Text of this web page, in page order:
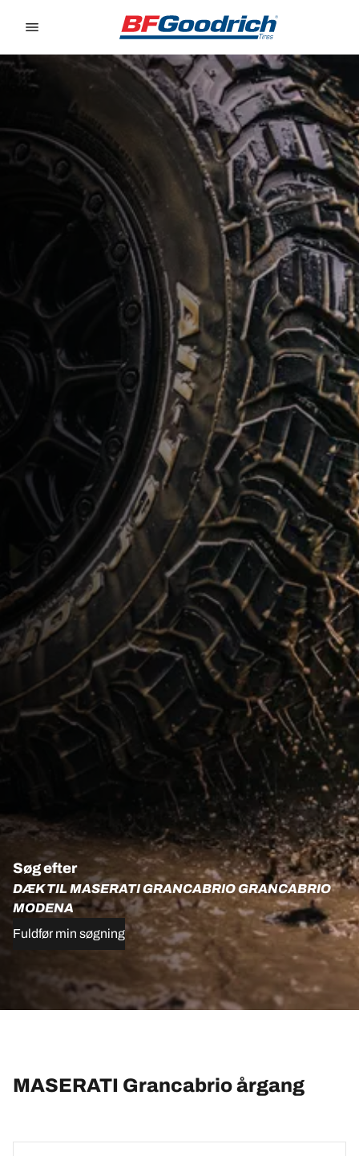
Søg efter
DÆK TIL MASERATI GRANCABRIO GRANCABRIO
MODENA
Fuldfør min søgning
MASERATI Grancabrio årgang